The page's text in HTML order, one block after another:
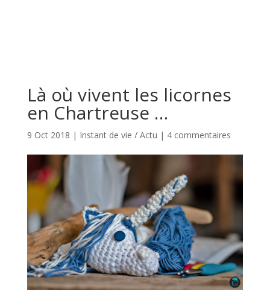
Là où vivent les licornes
en Chartreuse …
9 Oct 2018 | Instant de vie / Actu | 4 commentaires